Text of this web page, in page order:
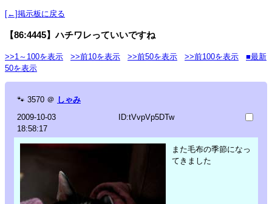
[←]掲示板に戻る
【86:4445】ハチワレっていいですね
>>1～100を表示 >>前10を表示 >>前50を表示 >>前100を表示
■最新
50を表示
🐾 3570 ＠ しゃみ
2009-10-03
18:58:17
ID:tVvpVp5DTw
また毛布の季節になっ
てきました